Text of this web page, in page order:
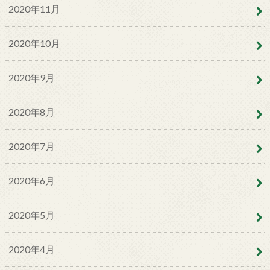
2020年11月
2020年10月
2020年9月
2020年8月
2020年7月
2020年6月
2020年5月
2020年4月